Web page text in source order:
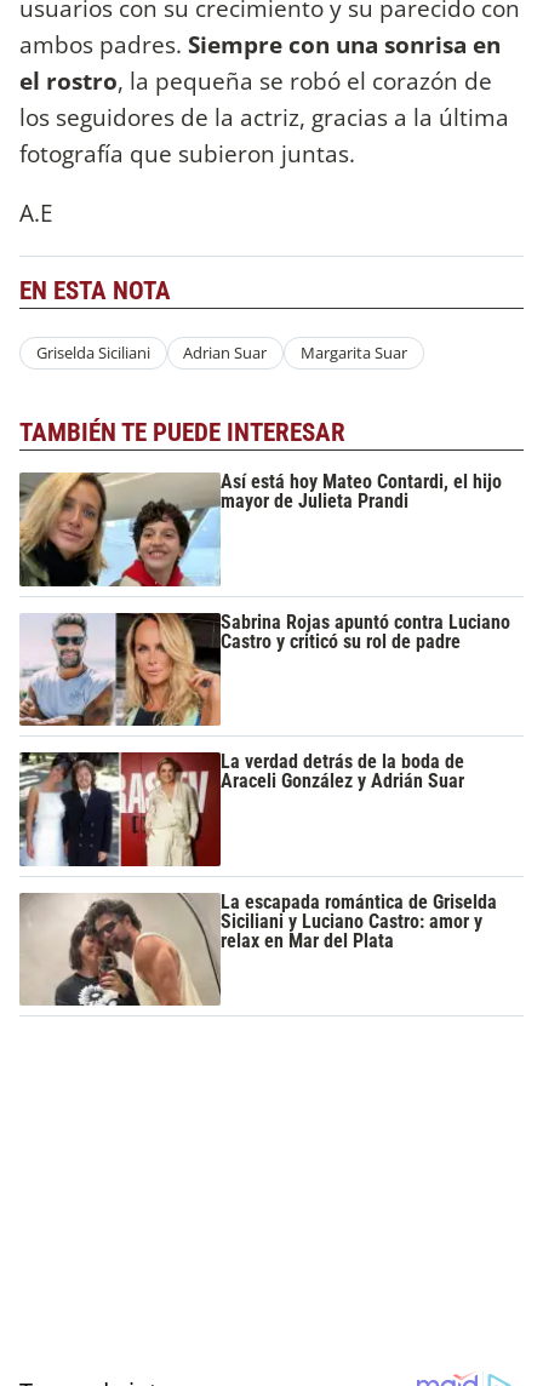
usuarios con su crecimiento y su parecido con
ambos padres. Siempre con una sonrisa en
el rostro, la pequeña se robó el corazón de
los seguidores de la actriz, gracias a la última
fotografía que subieron juntas.
A.E
EN ESTA NOTA
Griselda Siciliani Adrian Suar Margarita Suar
TAMBIÉN TE PUEDE INTERESAR
Así está hoy Mateo Contardi, el hijo
mayor de Julieta Prandi
Sabrina Rojas apuntó contra Luciano
Castro y criticó su rol de padre
La verdad detrás de la boda de
Araceli González y Adrián Suar
La escapada romántica de Griselda
Siciliani y Luciano Castro: amor y
relax en Mar del Plata